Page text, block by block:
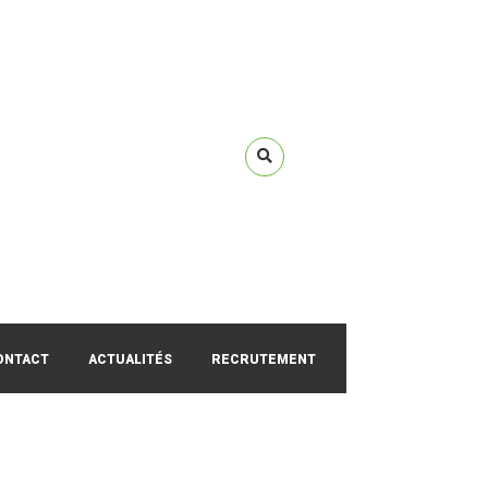
ACTUALITÉS RECRUTEMENT